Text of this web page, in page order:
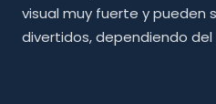
visual muy fuerte y pueden
divertidos, dependiendo